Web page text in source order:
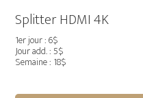
Splitter HDMI 4K
1er jour : 6$
Jour add. : 5$
Semaine : 18$